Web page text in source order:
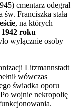
cmentarz odegrał
św. Franciszka stała
, na których
1942 roku
wyłącznie osoby
Litzmannstadt
wówczas
świadka oporu
wojnie nekropolię